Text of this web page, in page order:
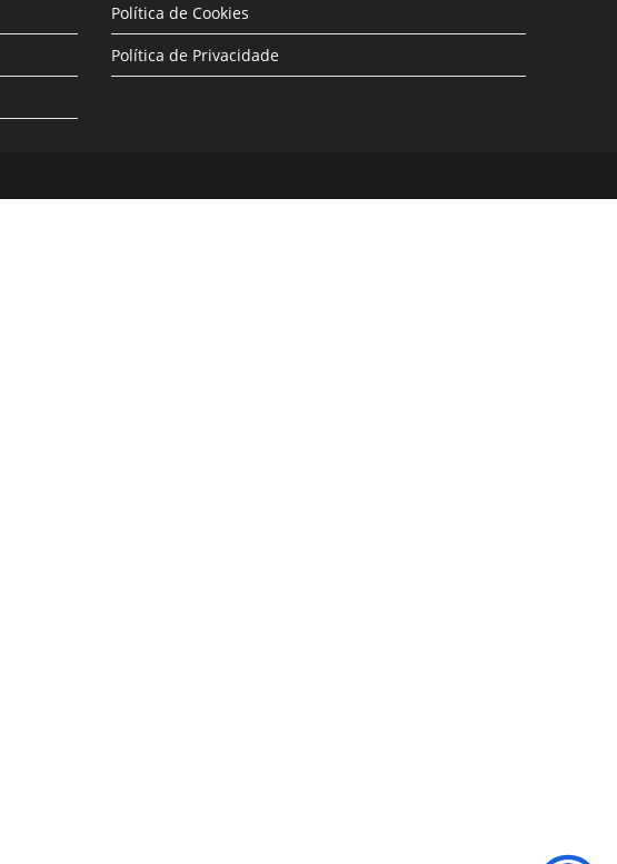
Política de Cookies
Política de Privacidade